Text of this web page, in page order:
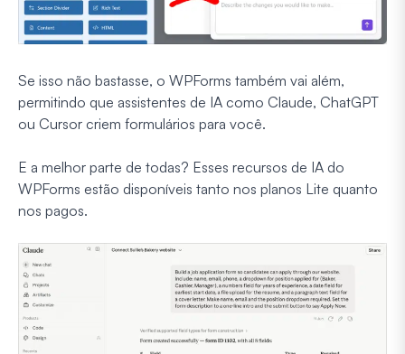
Se isso não bastasse, o WPForms também vai além,
permitindo que assistentes de IA como Claude, ChatGPT
ou Cursor criem formulários para você.
E a melhor parte de todas? Esses recursos de IA do
WPForms estão disponíveis tanto nos planos Lite quanto
nos pagos.